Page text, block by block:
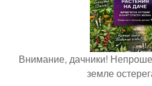
Внимание, дачники!
земле